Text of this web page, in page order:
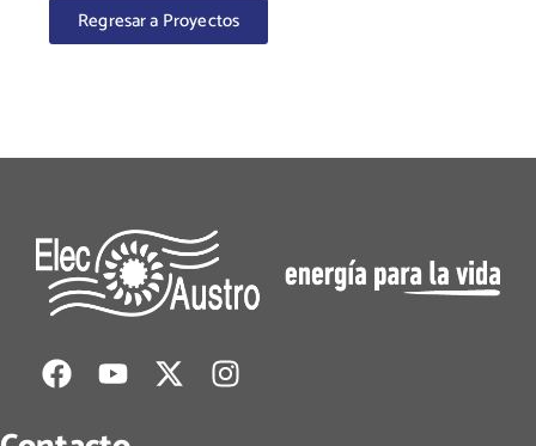
Regresar a Proyectos